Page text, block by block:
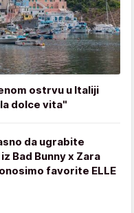
ostrvu u Italiji
dolce vita"
da ugrabite
Bad Bunny x Zara
favorite ELLE